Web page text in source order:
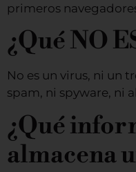
primeros
¿Qué NO
No es un virus, ni un
spam, ni spyware, ni
¿Qué
almacena